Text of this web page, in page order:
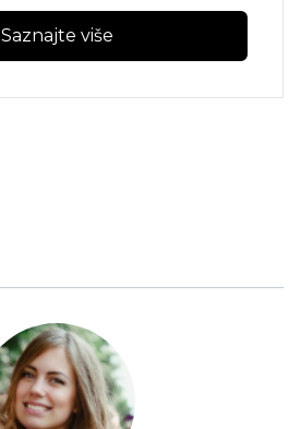
Saznajte više